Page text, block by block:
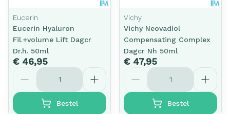
Eucerin
Eucerin Hyaluron
Fil.+volume Lift Dagcr
Dr.h. 50ml
€ 46,95
Aantal
Bestel
Vichy
Vichy Neovadiol
Compensating Complex
Dagcr Nh 50ml
€ 47,95
Aantal
Bestel